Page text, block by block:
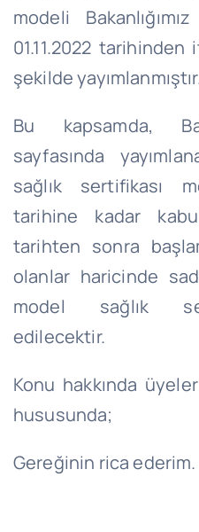
modeli
01.11.2022
şekilde
Bu kapsamda,
sayfasında
sağlık sertifikası
tarihine kadar
tarihten sonra
olanlar haricinde
model sağlık
edilecektir.
Konu hakkında
hususunda;
Gereğinin rica ederim.